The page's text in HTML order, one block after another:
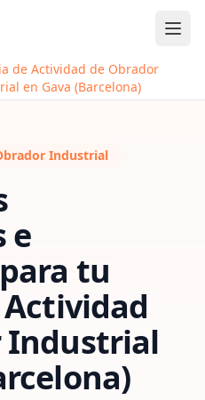
de Actividad de Obrador
en Gava (Barcelona)
Industrial
e
tu
Industrial